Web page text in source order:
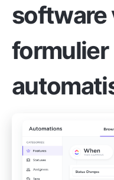
software
formulier